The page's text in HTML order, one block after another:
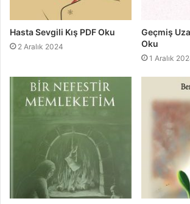
Hasta Sevgili Kış PDF Oku
2 Aralık 2024
Geçmiş
Oku
1 Aralık